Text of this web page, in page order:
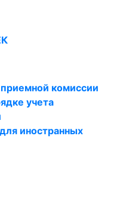
комиссии
учета
иностранных